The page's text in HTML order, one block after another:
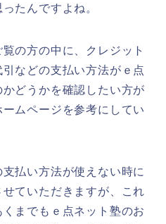
たんですよね。
の方の中に、クレジット
などの支払い方法がｅ点
どうかを確認したい方が
ムページを参考にしてい
払い方法が使えない時に
ていただきますが、これ
までもｅ点ネット塾のお